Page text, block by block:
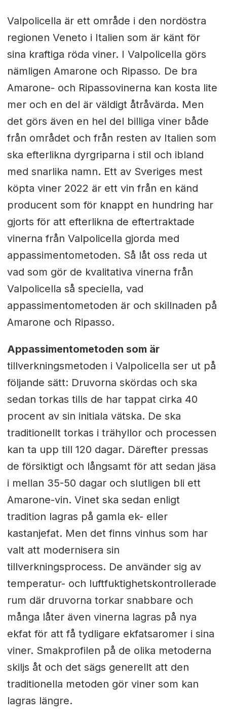
Valpolicella är ett område i den nordöstra
regionen Veneto i Italien som är känt för
sina kraftiga röda viner. I Valpolicella görs
nämligen Amarone och Ripasso. De bra
Amarone- och Ripassovinerna kan kosta lite
mer och en del är väldigt åtråvärda. Men
det görs även en hel del billiga viner både
från området och från resten av Italien som
ska efterlikna dyrgriparna i stil och ibland
med snarlika namn. Ett av Sveriges mest
köpta viner 2022 är ett vin från en känd
producent som för knappt en hundring har
gjorts för att efterlikna de eftertraktade
vinerna från Valpolicella gjorda med
appassimentometoden. Så låt oss reda ut
vad som gör de kvalitativa vinerna från
Valpolicella så speciella, vad
appassimentometoden är och skillnaden på
Amarone och Ripasso.
Appassimentometoden som är
tillverkningsmetoden i Valpolicella ser ut på
följande sätt: Druvorna skördas och ska
sedan torkas tills de har tappat cirka 40
procent av sin initiala vätska. De ska
traditionellt torkas i trähyllor och processen
kan ta upp till 120 dagar. Därefter pressas
de försiktigt och långsamt för att sedan jäsa
i mellan 35-50 dagar och slutligen bli ett
Amarone-vin. Vinet ska sedan enligt
tradition lagras på gamla ek- eller
kastanjefat. Men det finns vinhus som har
valt att modernisera sin
tillverkningsprocess. De använder sig av
temperatur- och luftfuktighetskontrollerade
rum där druvorna torkar snabbare och
många låter även vinerna lagras på nya
ekfat för att få tydligare ekfatsaromer i sina
viner. Smakprofilen på de olika metoderna
skiljs åt och det sägs generellt att den
traditionella metoden gör viner som kan
lagras längre.